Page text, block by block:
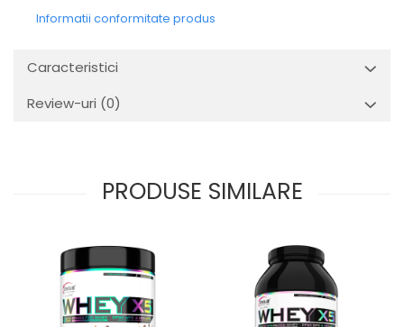
Informatii conformitate produs
Caracteristici
Review-uri (0)
PRODUSE SIMILARE